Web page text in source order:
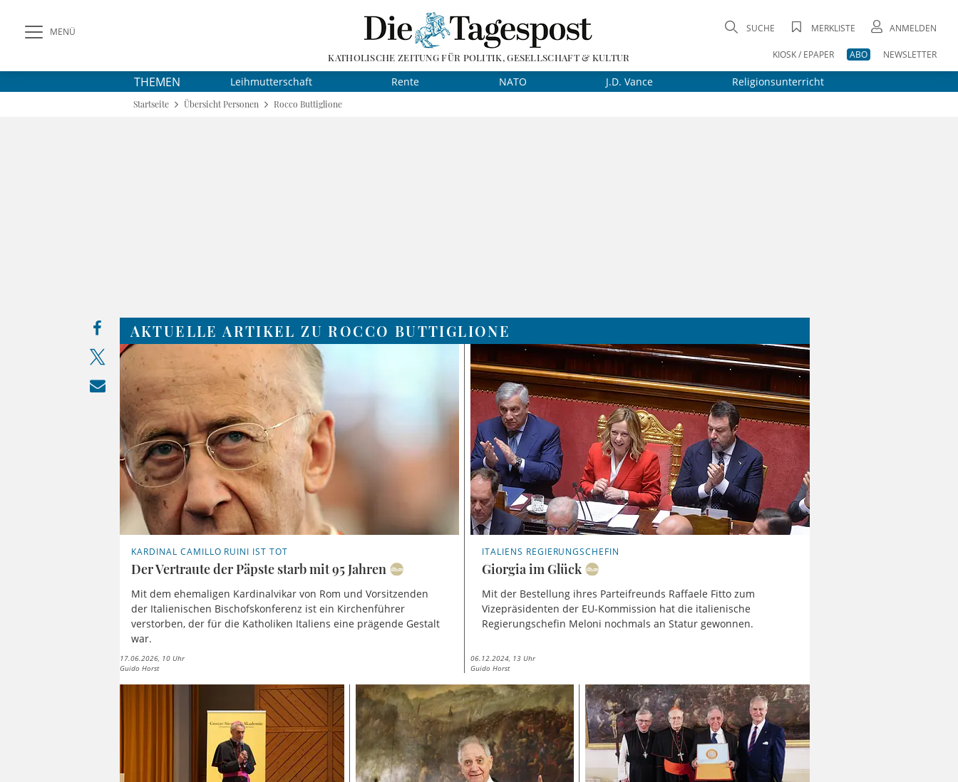
MENÜ
KATHOLISCHE ZEITUNG FÜR POLITIK, GESELLSCHAFT & KULTUR
SUCHE MERKLISTE ANMELDEN
KIOSK / EPAPER ABO NEWSLETTER
THEMEN Leihmutterschaft Rente NATO J.D. Vance Religionsunterricht
Startseite Übersicht Personen Rocco Buttiglione
AKTUELLE ARTIKEL ZU ROCCO BUTTIGLIONE
KARDINAL CAMILLO RUINI IST TOT
Der Vertraute der Päpste starb mit 95 Jahren
Mit dem ehemaligen Kardinalvikar von Rom und Vorsitzenden
der Italienischen Bischofskonferenz ist ein Kirchenführer
verstorben, der für die Katholiken Italiens eine prägende Gestalt
war.
17.06.2026, 10 Uhr
Guido Horst
ITALIENS REGIERUNGSCHEFIN
Giorgia im Glück
Mit der Bestellung ihres Parteifreunds Raffaele Fitto zum
Vizepräsidenten der EU-Kommission hat die italienische
Regierungschefin Meloni nochmals an Statur gewonnen.
06.12.2024, 13 Uhr
Guido Horst